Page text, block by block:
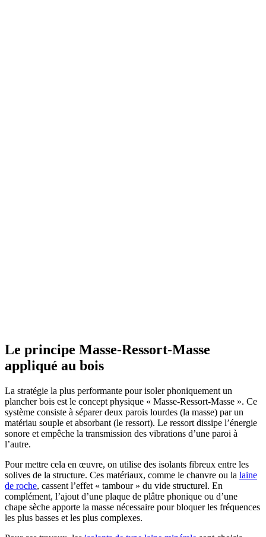
Le principe Masse-Ressort-Masse
appliqué au bois
La stratégie la plus performante pour isoler phoniquement un
plancher bois est le concept physique « Masse-Ressort-Masse ». Ce
système consiste à séparer deux parois lourdes (la masse) par un
matériau souple et absorbant (le ressort). Le ressort dissipe l’énergie
sonore et empêche la transmission des vibrations d’une paroi à
l’autre.
Pour mettre cela en œuvre, on utilise des isolants fibreux entre les
solives de la structure. Ces matériaux, comme le chanvre ou la laine
de roche, cassent l’effet « tambour » du vide structurel. En
complément, l’ajout d’une plaque de plâtre phonique ou d’une
chape sèche apporte la masse nécessaire pour bloquer les fréquences
les plus basses et les plus complexes.